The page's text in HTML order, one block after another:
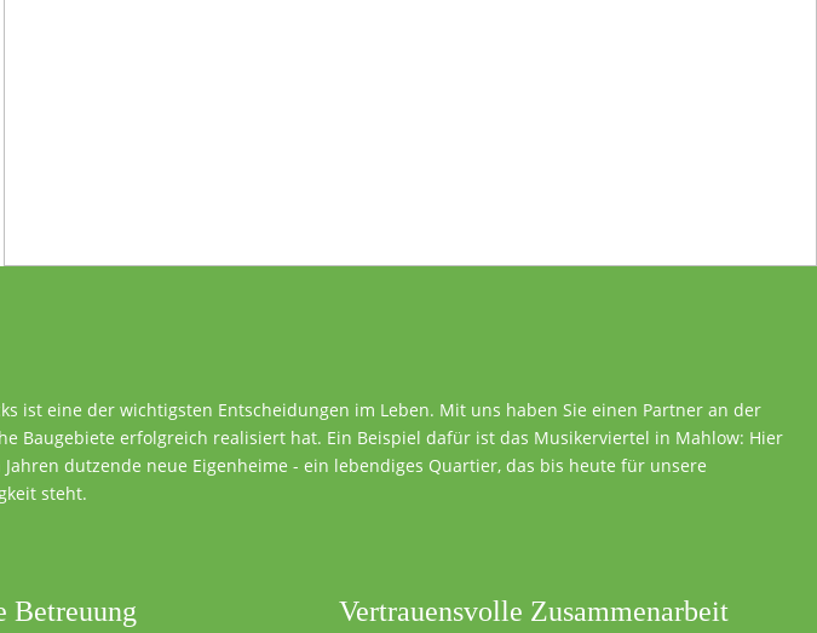
ist eine der wichtigsten Entscheidungen im Leben. Mit uns haben Sie einen Partner an der
Baugebiete erfolgreich realisiert hat. Ein Beispiel dafür ist das Musikerviertel in Mahlow: Hier
dutzende neue Eigenheime - ein lebendiges Quartier, das bis heute für unsere
steht.
Betreuung Vertrauensvolle Zusammenarbeit